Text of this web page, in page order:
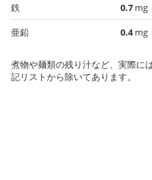
鉄
0.7 mg
亜鉛
0.4mg
煮物や麺類の残り汁など、実際に
記リストから除いてあります。